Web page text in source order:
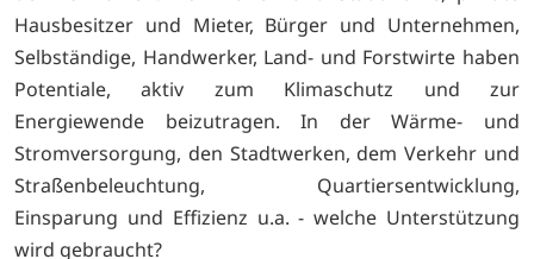
Hausbesitzer und Mieter, Bürger und Unternehmen,
Selbständige, Handwerker, Land- und Forstwirte haben
Potentiale, aktiv zum Klimaschutz und zur
Energiewende beizutragen. In der Wärme- und
Stromversorgung, den Stadtwerken, dem Verkehr und
Straßenbeleuchtung, Quartiersentwicklung,
Einsparung und Effizienz u.a. - welche Unterstützung
wird gebraucht?